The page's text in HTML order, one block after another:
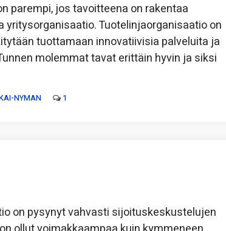
parempi, jos tavoitteena on rakentaa
yritysorganisaatio. Tuotelinjaorganisaatio on
tuottamaan innovatiivisia palveluita ja
molemmat tavat erittäin hyvin ja siksi
NYMAN 1
on pysynyt vahvasti sijoituskeskustelujen